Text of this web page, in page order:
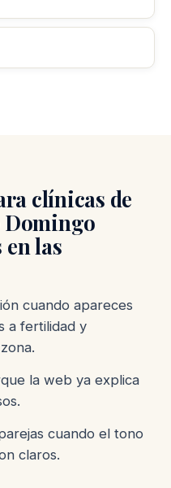
clínicas de
Domingo
en las
cuando apareces
a fertilidad y
la web ya explica
cuando el tono
claros.